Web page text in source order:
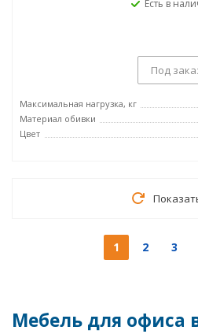
Есть в
Под
Максимальная нагрузка, кг
Материал обивки
Цвет
1 2 3
Мебель для офиса